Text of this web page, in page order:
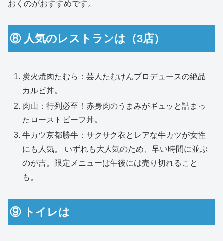
おくのがおすすめです。
⑧ 人気のレストランは（3店）
炭火焼肉たむら：芸人たむけんプロデュースの絶品
カルビ丼。
肉山：行列必至！赤身肉のうまみがギュッと詰まっ
たローストビーフ丼。
牛カツ京都勝牛：サクサク衣とレアな牛カツが女性
にも人気。 いずれも大人気のため、早い時間に並ぶ
のが吉。限定メニューは午後には売り切れること
も。
⑨ トイレは